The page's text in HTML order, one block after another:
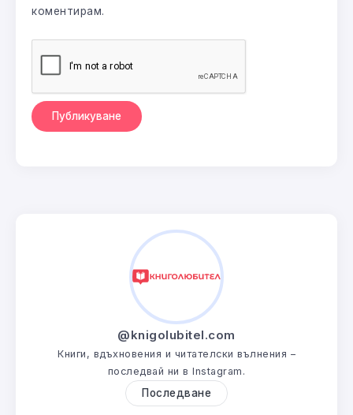
коментирам.
@knigolubitel.com
Книги, вдъхновения и читателски вълнения –
последвай ни в Instagram.
Последване